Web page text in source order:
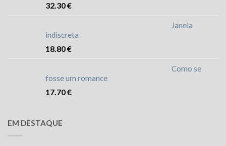
32.30€
Janela
indiscreta
18.80€
Como se
fosse um romance
17.70€
EM DESTAQUE